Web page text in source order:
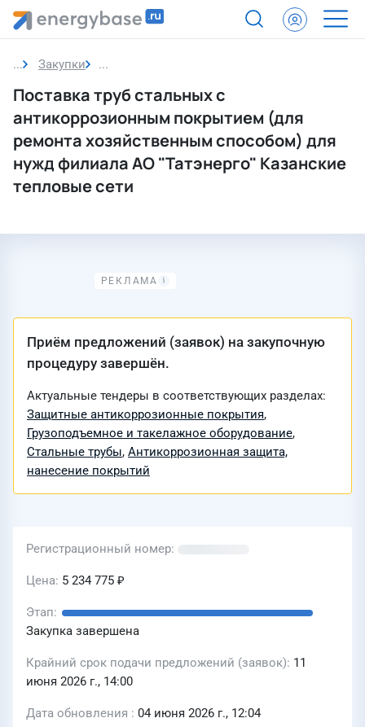
Закупки Закупка
Поставка труб стальных с
антикоррозионным покрытием (для
ремонта хозяйственным способом) для
нужд филиала АО "Татэнерго" Казанские
тепловые сети
Приём предложений (заявок) на закупочную
процедуру завершён.
Актуальные тендеры в соответствующих разделах:
Защитные антикоррозионные покрытия,
Грузоподъемное и такелажное оборудование,
Стальные трубы, Антикоррозионная защита,
нанесение покрытий
Регистрационный номер
Цена 5 234 775 ₽
Этап
Закупка завершена
Крайний срок подачи предложений (заявок) 11
июня 2026 г., 14:00
Дата обновления 04 июня 2026 г., 12:04